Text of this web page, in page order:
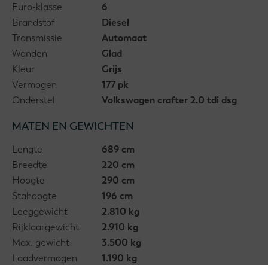
Euro-klasse
6
Brandstof
Diesel
Transmissie
Automaat
Wanden
Glad
Kleur
Grijs
Vermogen
177 pk
Onderstel
Volkswagen crafter 2.0 tdi dsg
MATEN EN GEWICHTEN
Lengte
689 cm
Breedte
220 cm
Hoogte
290 cm
Stahoogte
196 cm
Leeggewicht
2.810 kg
Rijklaargewicht
2.910 kg
Max. gewicht
3.500 kg
Laadvermogen
1.190 kg